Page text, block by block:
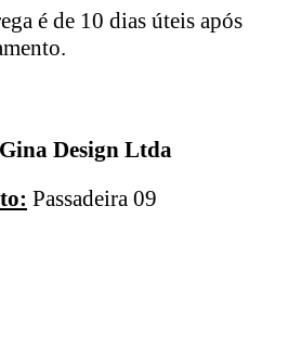
é de 10 dias úteis após
Design Ltda
Passadeira 09